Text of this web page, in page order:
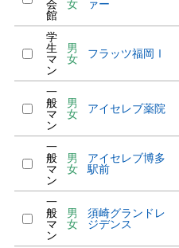
会
館
女
ァー
学
生
マ
ン
男
女
フラッツ福岡Ⅰ
一
般
マ
ン
男
女
アイセレブ薬院
一
般
マ
ン
男
女
アイセレブ博多
駅前
一
般
マ
ン
男
女
須崎グランドレ
ジデンス